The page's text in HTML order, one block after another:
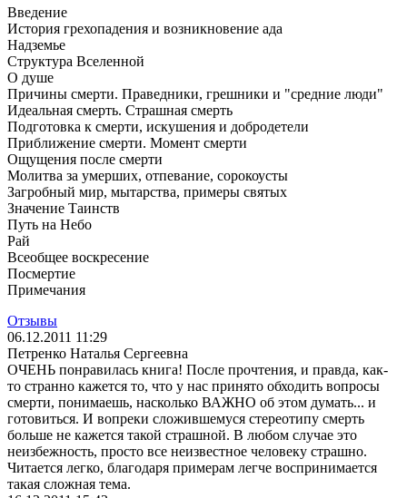
Введение
История грехопадения и возникновение ада
Надземье
Структура Вселенной
О душе
Причины смерти. Праведники, грешники и "средние люди"
Идеальная смерть. Страшная смерть
Подготовка к смерти, искушения и добродетели
Приближение смерти. Момент смерти
Ощущения после смерти
Молитва за умерших, отпевание, сорокоусты
Загробный мир, мытарства, примеры святых
Значение Таинств
Путь на Небо
Рай
Всеобщее воскресение
Посмертие
Примечания
Отзывы
06.12.2011 11:29
Петренко Наталья Сергеевна
ОЧЕНЬ понравилась книга! После прочтения, и правда, как-
то странно кажется то, что у нас принято обходить вопросы
смерти, понимаешь, насколько ВАЖНО об этом думать... и
готовиться. И вопреки сложившемуся стереотипу смерть
больше не кажется такой страшной. В любом случае это
неизбежность, просто все неизвестное человеку страшно.
Читается легко, благодаря примерам легче воспринимается
такая сложная тема.